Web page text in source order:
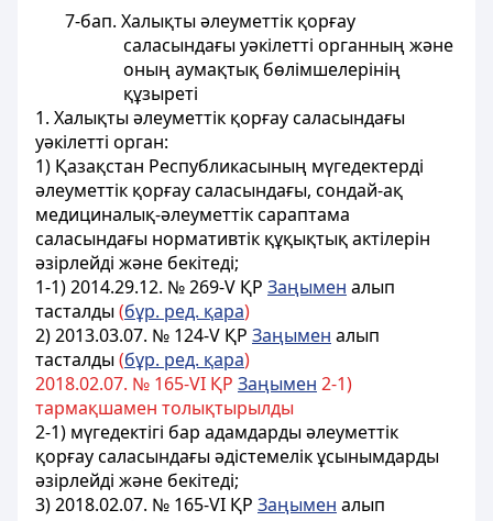
7-бап. Халықты әлеуметтiк қорғау
саласындағы уәкiлеттi органның және
оның аумақтық бөлiмшелерiнiң
құзыретi
1. Халықты әлеуметтiк қорғау саласындағы
уәкiлеттi орган:
1) Қазақстан Республикасының мүгедектердi
әлеуметтiк қорғау саласындағы, сондай-ақ
медициналық-әлеуметтiк сараптама
саласындағы нормативтiк құқықтық актілерін
әзiрлейдi және бекiтедi;
1-1) 2014.29.12. № 269-V ҚР Заңымен алып
тасталды(бұр. ред. қара)
2) 2013.03.07. № 124-V ҚР Заңымен алып
тасталды(бұр. ред. қара)
2018.02.07. № 165-VІ ҚР Заңымен 2-1)
тармақшамен толықтырылды
2-1) мүгедектігі бар адамдарды әлеуметтік
қорғау саласындағы әдістемелік ұсынымдарды
әзірлейді және бекітеді;
3) 2018.02.07. № 165-VІ ҚР Заңымен алып